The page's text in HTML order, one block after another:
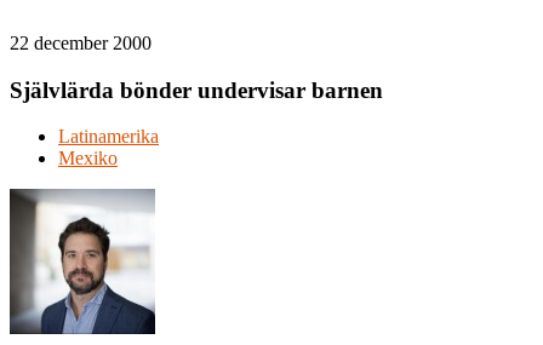
22 december 2000
Självlärda bönder undervisar barnen
Latinamerika
Mexiko